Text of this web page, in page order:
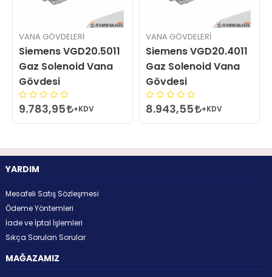
VANA GÖVDELERI
Siemens VGD20.5011
Gaz Solenoid Vana
Gövdesi
9.783,95 +KDV
VANA GÖVDELERI
Siemens VGD20.4011
Gaz Solenoid Vana
Gövdesi
8.943,55 +KDV
YARDIM
Mesafeli Satış Sözleşmesi
Ödeme Yöntemleri
İade ve İptal İşlemleri
Sıkça Sorulan Sorular
MAĞAZAMIZ